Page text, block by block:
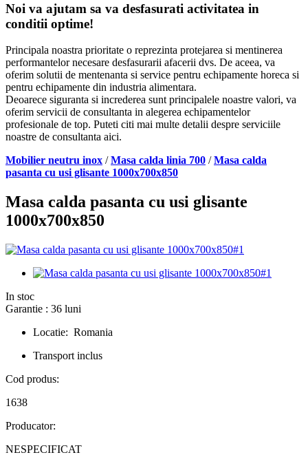
Noi va ajutam sa va desfasurati activitatea in
conditii optime!
Principala noastra prioritate o reprezinta protejarea si mentinerea
performantelor necesare desfasurarii afacerii dvs. De aceea, va
oferim solutii de mentenanta si service pentru echipamente horeca si
pentru echipamente din industria alimentara.
Deoarece siguranta si increderea sunt principalele noastre valori, va
oferim servicii de consultanta in alegerea echipamentelor
profesionale de top. Puteti citi mai multe detalii despre serviciile
noastre de consultanta aici.
Mobilier neutru inox /Masa calda linia 700 /Masa calda
pasanta cu usi glisante 1000x700x850
Masa calda pasanta cu usi glisante
1000x700x850
In stoc
Garantie : 36 luni
Locatie: Romania
Transport inclus
Cod produs:
1638
Producator:
NESPECIFICAT